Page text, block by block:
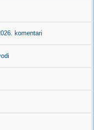
komentari